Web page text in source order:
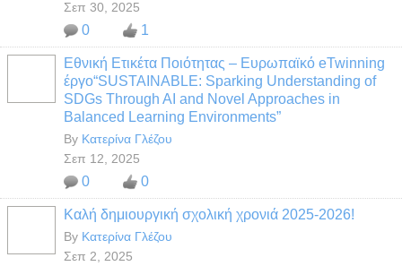
Σεπ 30, 2025
0 1
Εθνική Ετικέτα Ποιότητας – Ευρωπαϊκό eTwinning
έργο“SUSTAINABLE: Sparking Understanding of
SDGs Through AI and Novel Approaches in
Balanced Learning Environments”
By Κατερίνα Γλέζου
Σεπ 12, 2025
0 0
Καλή δημιουργική σχολική χρονιά 2025-2026!
By Κατερίνα Γλέζου
Σεπ 2, 2025